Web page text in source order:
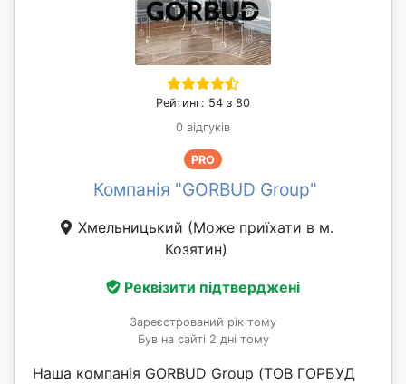
Рейтинг: 54 з 80
0 відгуків
PRO
Компанія "GORBUD Group"
Хмельницький (Може приїхати в м.
Козятин)
Реквізити підтверджені
Зареєстрований рік тому
Був на сайті 2 дні тому
Наша компанія GORBUD Group (ТОВ ГОРБУД